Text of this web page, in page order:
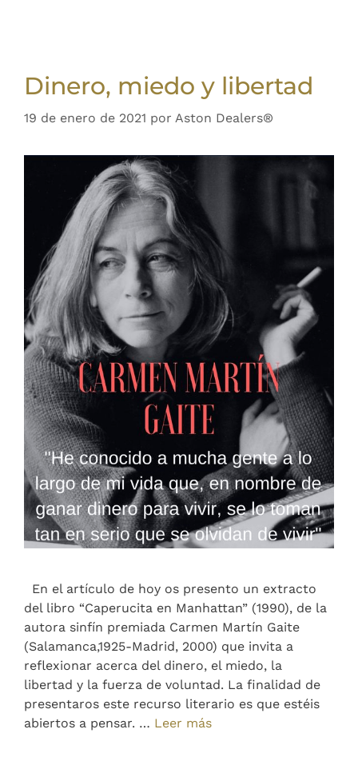
Dinero, miedo y libertad
19 de enero de 2021 por Aston Dealers®
En el artículo de hoy os presento un extracto
del libro “Caperucita en Manhattan” (1990), de la
autora sinfín premiada Carmen Martín Gaite
(Salamanca,1925-Madrid, 2000) que invita a
reflexionar acerca del dinero, el miedo, la
libertad y la fuerza de voluntad. La finalidad de
presentaros este recurso literario es que estéis
abiertos a pensar. … Leer más